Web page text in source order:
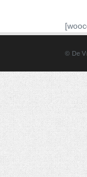
© De